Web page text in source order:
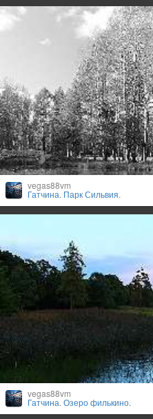
vegas88vm
Гатчина. Парк Сильвия.
vegas88vm
Гатчина. Озеро филькино.